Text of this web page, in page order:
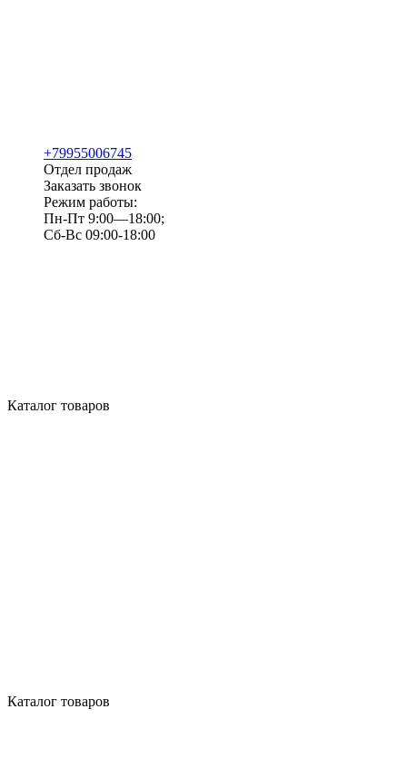
+79955006745
Отдел продаж
Заказать звонок
Режим работы:
Пн-Пт 9:00—18:00;
Сб-Вс 09:00-18:00
Каталог товаров
Каталог товаров